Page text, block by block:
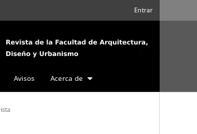
Avisos Acerca de
Entrar